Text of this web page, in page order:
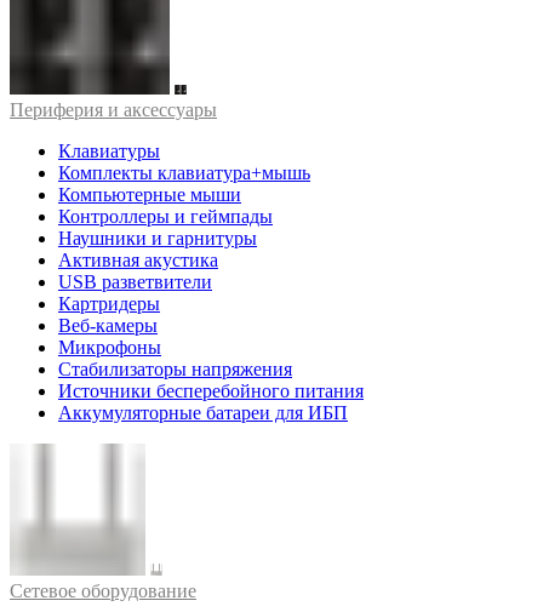
Периферия и аксессуары
Клавиатуры
Комплекты клавиатура+мышь
Компьютерные мыши
Контроллеры и геймпады
Наушники и гарнитуры
Активная акустика
USB разветвители
Картридеры
Веб-камеры
Микрофоны
Стабилизаторы напряжения
Источники бесперебойного питания
Аккумуляторные батареи для ИБП
Cетевое оборудование